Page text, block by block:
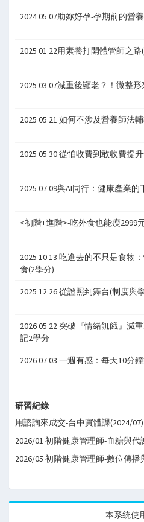
2024 05 07助妳好孕-孕期前的營
2025 01 22用素養打開體管師之路
2025 03 07減重後顯老？！微整
2025 05 21 如何不涉及營養師法
2025 05 30 從怕收費到敢收費提
2025 07 09與AI同行：健康產業
<初階+進階>-吃外食也能瘦2999
2025 10 13 吃進去的不只是食物
食(2學分)
2025 12 26 從證照到舞台(制度與
2026 05 22 突破『情緒飢餓』減
記2學分
2026 07 03 一週有感：每天10分
研習紀錄
用諮詢來成交-台中實體課(2024/07)
2026/01 初階健康管理師-血糖與代
2026/05 初階健康管理師-數位傳
本系統使